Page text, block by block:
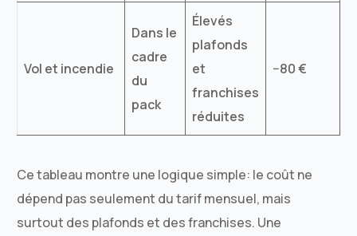
Vol et incendie
Dans le
cadre
du
pack
Élevés
plafonds
et
franchises
réduites
−80 €
Ce tableau montre une logique simple: le coût ne
dépend pas seulement du tarif mensuel, mais
surtout des plafonds et des franchises. Une